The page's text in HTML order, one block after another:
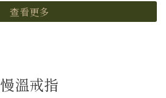
查看更多
慢溫戒指